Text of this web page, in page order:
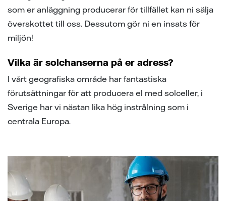
som er anläggning producerar för tillfället kan ni sälja
överskottet till oss. Dessutom gör ni en insats för
miljön!
Vilka är solchanserna på er adress?
I vårt geografiska område har fantastiska
förutsättningar för att producera el med solceller, i
Sverige har vi nästan lika hög instrålning som i
centrala Europa.